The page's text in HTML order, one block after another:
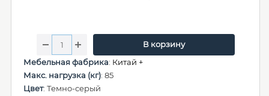
В корзину
Мебельная фабрика: Китай +
Макс. нагрузка (кг): 85
Цвет: Темно-серый